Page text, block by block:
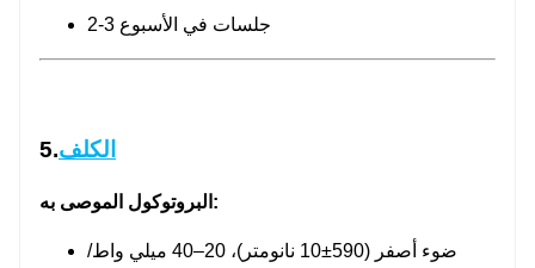
2-3 جلسات في الأسبوع
5.الكلف
البروتوكول الموصى به:
ضوء أصفر (590±10 نانومتر)، 20–40 ميلي واط/